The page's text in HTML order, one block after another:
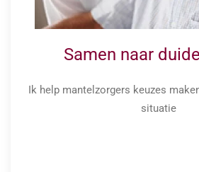
Samen naar
Ik help mantelzorgers keuzes
situatie